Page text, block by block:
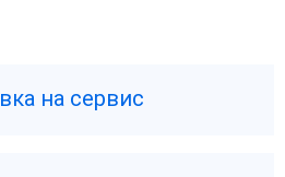
на сервис